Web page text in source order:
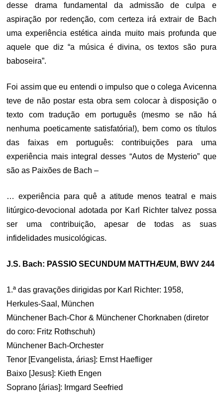
desse drama fundamental da admissão de culpa e
aspiração por redenção, com certeza irá extrair de Bach
uma experiência estética ainda muito mais profunda que
aquele que diz “a música é divina, os textos são pura
baboseira”.
Foi assim que eu entendi o impulso que o colega Avicenna
teve de não postar esta obra sem colocar à disposição o
texto com tradução em português (mesmo se não há
nenhuma poeticamente satisfatória!), bem como os títulos
das faixas em português: contribuições para uma
experiência mais integral desses “Autos de Mysterio” que
são as Paixões de Bach –
… experiência para quê a atitude menos teatral e mais
litúrgico-devocional adotada por Karl Richter talvez possa
ser uma contribuição, apesar de todas as suas
infidelidades musicológicas.
J.S. Bach: PASSIO SECUNDUM MATTHÆUM, BWV 244
1.ª das gravações dirigidas por Karl Richter: 1958,
Herkules-Saal, München
Münchener Bach-Chor & Münchener Chorknaben (diretor
do coro: Fritz Rothschuh)
Münchener Bach-Orchester
Tenor [Evangelista, árias]: Ernst Haefliger
Baixo [Jesus]: Kieth Engen
Soprano [árias]: Irmgard Seefried